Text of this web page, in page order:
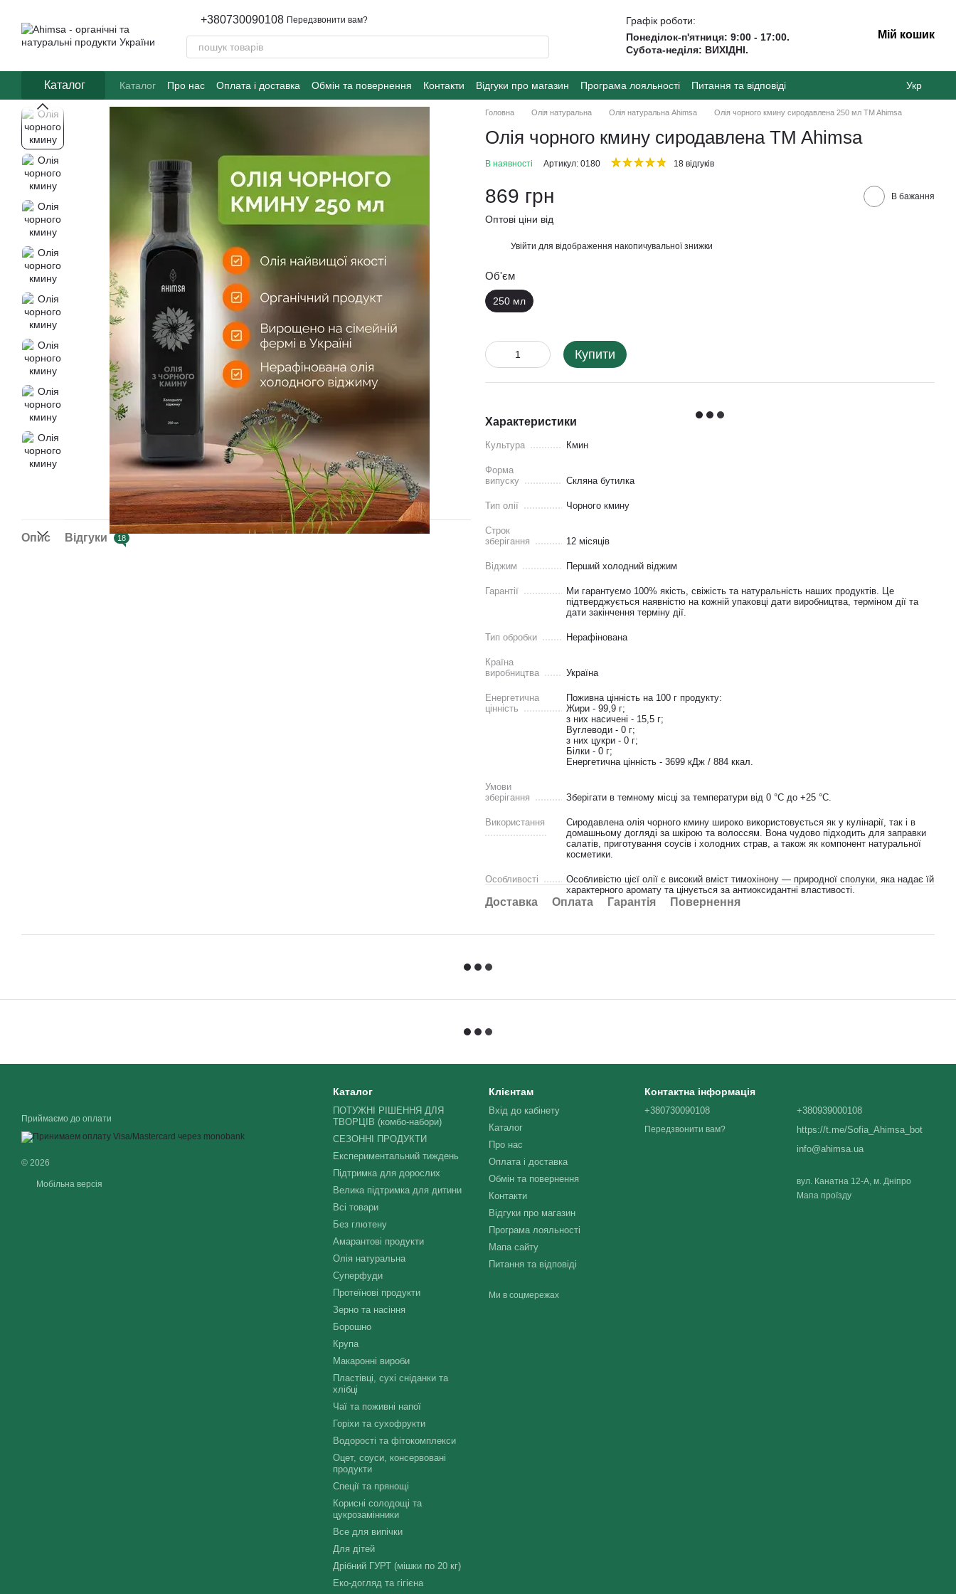
+380730090108 Передзвонити вам?
Графік роботи:
Понеділок-п'ятниця: 9:00 - 17:00.
Субота-неділя: ВИХІДНІ.
Мій кошик
Каталог Каталог Про нас Оплата і доставка Обмін та повернення Контакти Відгуки про магазин Програма лояльності Питання та відповіді Укр
Опис Відгуки 18
Головна Олія натуральна Олія натуральна Ahimsa Олія чорного кмину сиродавлена 250 мл TM Ahimsa
Олія чорного кмину сиродавлена TM Ahimsa
В наявності Артикул: 0180 18 відгуків
869 грн В бажання
Оптові ціни від
Увійти для відображення накопичувальної знижки
Об'єм
250 мл
Купити
Характеристики
Культура Кмин
Форма
випуску
Скляна бутилка
Тип олії Чорного кмину
Строк
зберігання
12 місяців
Віджим Перший холодний віджим
Гарантії
Ми гарантуємо 100% якість, свіжість та натуральність наших продуктів. Це
підтверджується наявністю на кожній упаковці дати виробництва, терміном дії та
дати закінчення терміну дії.
Тип обробки Нерафінована
Країна
виробництва
Україна
Енергетична
цінність
Поживна цінність на 100 г продукту:
Жири - 99,9 г;
з них насичені - 15,5 г;
Вуглеводи - 0 г;
з них цукри - 0 г;
Білки - 0 г;
Енергетична цінність - 3699 кДж / 884 ккал.
Умови
зберігання
Зберігати в темному місці за температури від 0 °C до +25 °C.
Використання
Сиродавлена олія чорного кмину широко використовується як у кулінарії, так і в
домашньому догляді за шкірою та волоссям. Вона чудово підходить для заправки
салатів, приготування соусів і холодних страв, а також як компонент натуральної
косметики.
Особливості
Особливістю цієї олії є високий вміст тимохінону — природної сполуки, яка надає їй
характерного аромату та цінується за антиоксидантні властивості.
Доставка Оплата Гарантія Повернення
Приймаємо до оплати
© 2026
Мобільна версія
Каталог
ПОТУЖНІ РІШЕННЯ ДЛЯ
ТВОРЦІВ (комбо-набори)
СЕЗОННІ ПРОДУКТИ
Експериментальний тиждень
Підтримка для дорослих
Велика підтримка для дитини
Всі товари
Без глютену
Амарантові продукти
Олія натуральна
Суперфуди
Протеїнові продукти
Зерно та насіння
Борошно
Крупа
Макаронні вироби
Пластівці, сухі сніданки та
хлібці
Чаї та поживні напої
Горіхи та сухофрукти
Водорості та фітокомплекси
Оцет, соуси, консервовані
продукти
Спеції та прянощі
Корисні солодощі та
цукрозамінники
Все для випічки
Для дітей
Дрібний ГУРТ (мішки по 20 кг)
Еко-догляд та гігієна
Клієнтам
Вхід до кабінету
Каталог
Про нас
Оплата і доставка
Обмін та повернення
Контакти
Відгуки про магазин
Програма лояльності
Мапа сайту
Питання та відповіді
Ми в соцмережах
Контактна інформація
+380730090108
Передзвонити вам?
+380939000108
https://t.me/Sofia_Ahimsa_bot
info@ahimsa.ua
вул. Канатна 12-А, м. Дніпро
Мапа проїзду